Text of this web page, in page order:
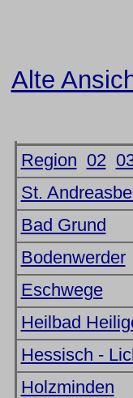
Alte
Region 02
St.
Bad Grund
Bodenwerder
Eschwege
Heilbad
Hessisch -
Holzminden